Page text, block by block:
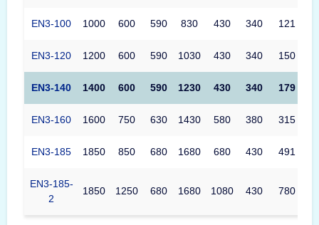
EN3-100 1000 600 590 830 430 340 121
EN3-120 1200 600 590 1030 430 340 150
EN3-140 1400 600 590 1230 430 340 179
EN3-160 1600 750 630 1430 580 380 315
EN3-185 1850 850 680 1680 680 430 491
EN3-185-
2
1850 1250 680 1680 1080 430 780